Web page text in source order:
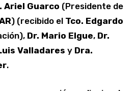
Ariel Guarco (Presidente de
) (recibido el Tco. Edgardo
Dr. Mario Elgue, Dr.
Valladares y Dra.
.